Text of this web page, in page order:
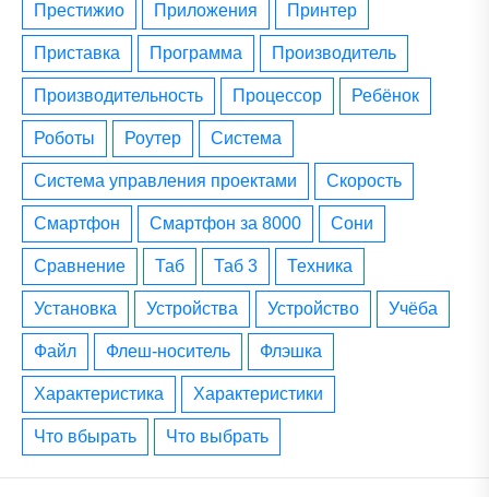
престижио приложения принтер
приставка программа производитель
производительность процессор ребёнок
роботы роутер система
система управления проектами скорость
смартфон смартфон за 8000 сони
сравнение таб таб 3 техника
установка устройства устройство учёба
файл флеш-носитель флэшка
характеристика характеристики
что вбырать что выбрать